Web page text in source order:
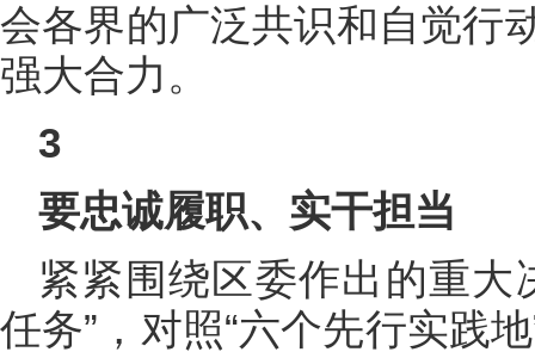
会各界的广泛共识和自觉行
强大合力。
3
要忠诚履职、实干担当
紧紧围绕区委作出的重大
任务”，对照“六个先行实践